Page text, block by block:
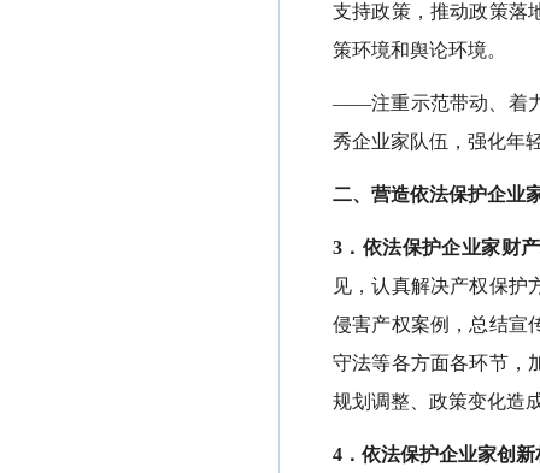
支持政策，推动政策落
策环境和舆论环境。
——注重示范带动、着
秀企业家队伍，强化年
二、营造依法保护企业
3．依法保护企业家财
见，认真解决产权保护
侵害产权案例，总结宣
守法等各方面各环节，
规划调整、政策变化造
4．依法保护企业家创新